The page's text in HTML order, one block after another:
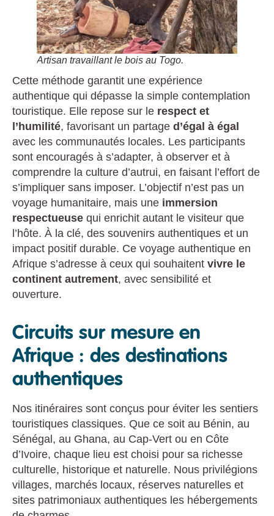
Artisan travaillant le bois au Togo.
Cette méthode garantit une expérience
authentique qui dépasse la simple contemplation
touristique. Elle repose sur le respect et
l’humilité, favorisant un partage d’égal à égal
avec les communautés locales. Les participants
sont encouragés à s’adapter, à observer et à
comprendre la culture d’autrui, en faisant l’effort de
s’impliquer sans imposer. L’objectif n’est pas un
voyage humanitaire, mais une immersion
respectueuse qui enrichit autant le visiteur que
l’hôte. À la clé, des souvenirs authentiques et un
impact positif durable. Ce voyage authentique en
Afrique s’adresse à ceux qui souhaitent vivre le
continent autrement, avec sensibilité et
ouverture.
Circuits sur mesure en
Afrique : des destinations
authentiques
Nos itinéraires sont conçus pour éviter les sentiers
touristiques classiques. Que ce soit au Bénin, au
Sénégal, au Ghana, au Cap-Vert ou en Côte
d’Ivoire, chaque lieu est choisi pour sa richesse
culturelle, historique et naturelle. Nous privilégions
villages, marchés locaux, réserves naturelles et
sites patrimoniaux authentiques les hébergements